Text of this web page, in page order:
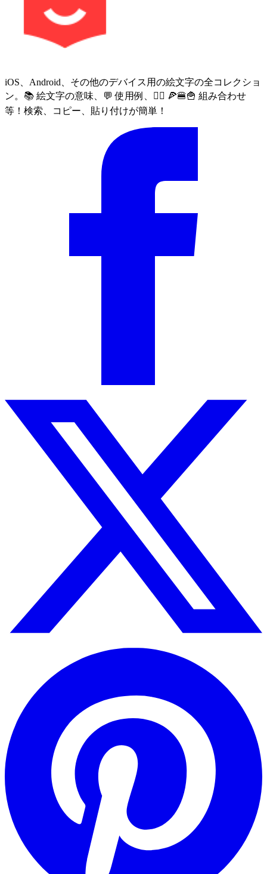
iOS、Android、その他のデバイス用の絵文字の全コレクショ
ン。📚 絵文字の意味、💬 使用例、🙅‍♀️ 🍕🍔🍟 組み合わせ
等！検索、コピー、貼り付けが簡単！